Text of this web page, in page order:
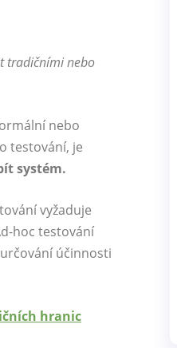
tradičními nebo
nebo
testování, je
systém.
vyžaduje
hoc testování
účinnosti
hranic